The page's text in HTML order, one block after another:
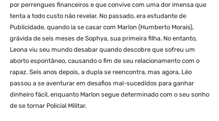
por perrengues financeiros e que convive com uma dor imensa que
tenta a todo custo não revelar. No passado, era estudante de
Publicidade, quando ia se casar com Marlon (Humberto Morais),
grávida de seis meses de Sophya, sua primeira filha. No entanto,
Leona viu seu mundo desabar quando descobre que sofreu um
aborto espontâneo, causando o fim de seu relacionamento com o
rapaz. Seis anos depois, a dupla se reencontra, mas agora, Léo
passou a se aventurar em desafios mal-sucedidos para ganhar
dinheiro fácil, enquanto Marlon segue determinado com o seu sonho
de se tornar Policial Militar.